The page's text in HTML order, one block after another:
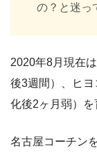
の？と迷っ
2020年8月現在
後3週間）、ヒ
化後2ヶ月弱）を
名古屋コーチン